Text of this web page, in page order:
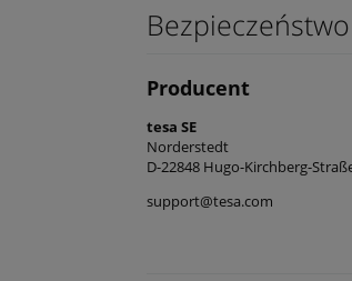
Bezpieczeństwo
Producent
tesa SE
Norderstedt
D-22848 Hugo-Kirchberg-
support@tesa.com